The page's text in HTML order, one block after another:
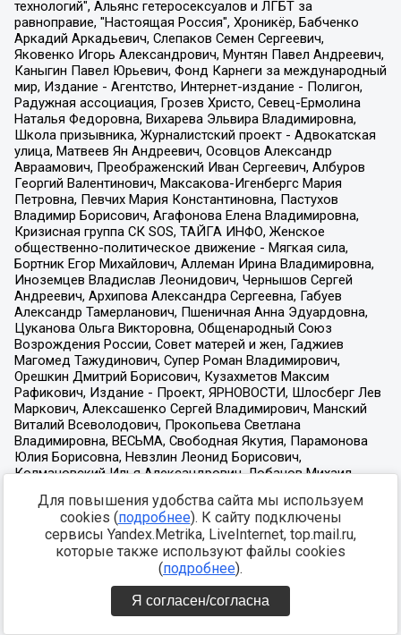
Для повышения удобства сайта мы используем
cookies (подробнее). К сайту подключены
сервисы Yandex.Metrika, LiveInternet, top.mail.ru,
которые также используют файлы cookies
(подробнее).
Я согласен/согласна